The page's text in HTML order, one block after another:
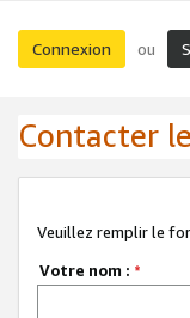
Connexion ou
Contacter
Veuillez remplir le
Votre nom : *